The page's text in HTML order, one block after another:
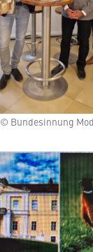
© Bundesinnung